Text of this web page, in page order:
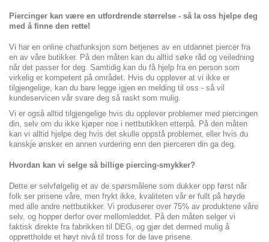
Piercinger kan være en utfordrende størrelse - så la oss hjelpe deg
med å finne den rette!
Vi har en online chatfunksjon som betjenes av en utdannet piercer fra
en av våre butikker. På den måten kan du alltid søke råd og veiledning
når det passer for deg. Samtidig kan du få hjelp fra en person som
virkelig er kompetent på området. Hvis du opplever at vi ikke er
tilgjengelige, kan du bare legge igjen en melding til oss - så vil
kundeservicen vår svare deg så raskt som mulig.
Vi er også alltid tilgjengelige hvis du opplever problemer med piercingen
din, selv om du ikke kjøper noe i nettbutikken etterpå. På den måten
kan vi alltid hjelpe deg hvis det skulle oppstå problemer, eller hvis du
kanskje ønsker en annen vurdering enn den pierceren din ga deg.
Hvordan kan vi selge så billige piercing-smykker?
Dette er selvfølgelig et av de spørsmålene som dukker opp først når
folk ser prisene våre, men frykt ikke, kvaliteten vår er fullt på høyde
med alle andre nettbutikker. Vi produserer over 75% av produktene våre
selv, og hopper derfor over mellomleddet. På den måten selger vi
faktisk direkte fra fabrikken til DEG, og gjør det dermed mulig å
opprettholde et høyt nivå til tross for de lave prisene.